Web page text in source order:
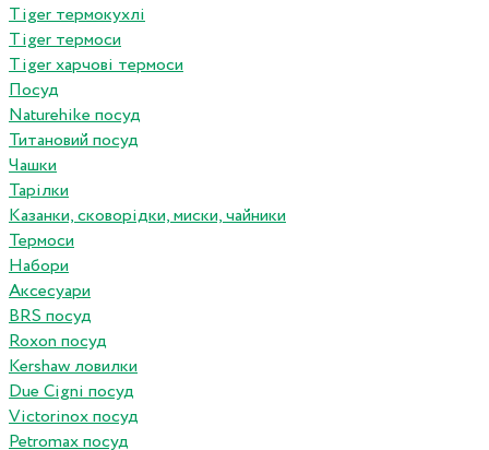
Tiger термокухлі
Tiger термоси
Tiger харчові термоси
Посуд
Naturehike посуд
Титановий посуд
Чашки
Тарілки
Казанки, сковорідки, миски, чайники
Термоси
Набори
Аксесуари
BRS посуд
Roxon посуд
Kershaw ловилки
Due Cigni посуд
Victorinox посуд
Petromax посуд